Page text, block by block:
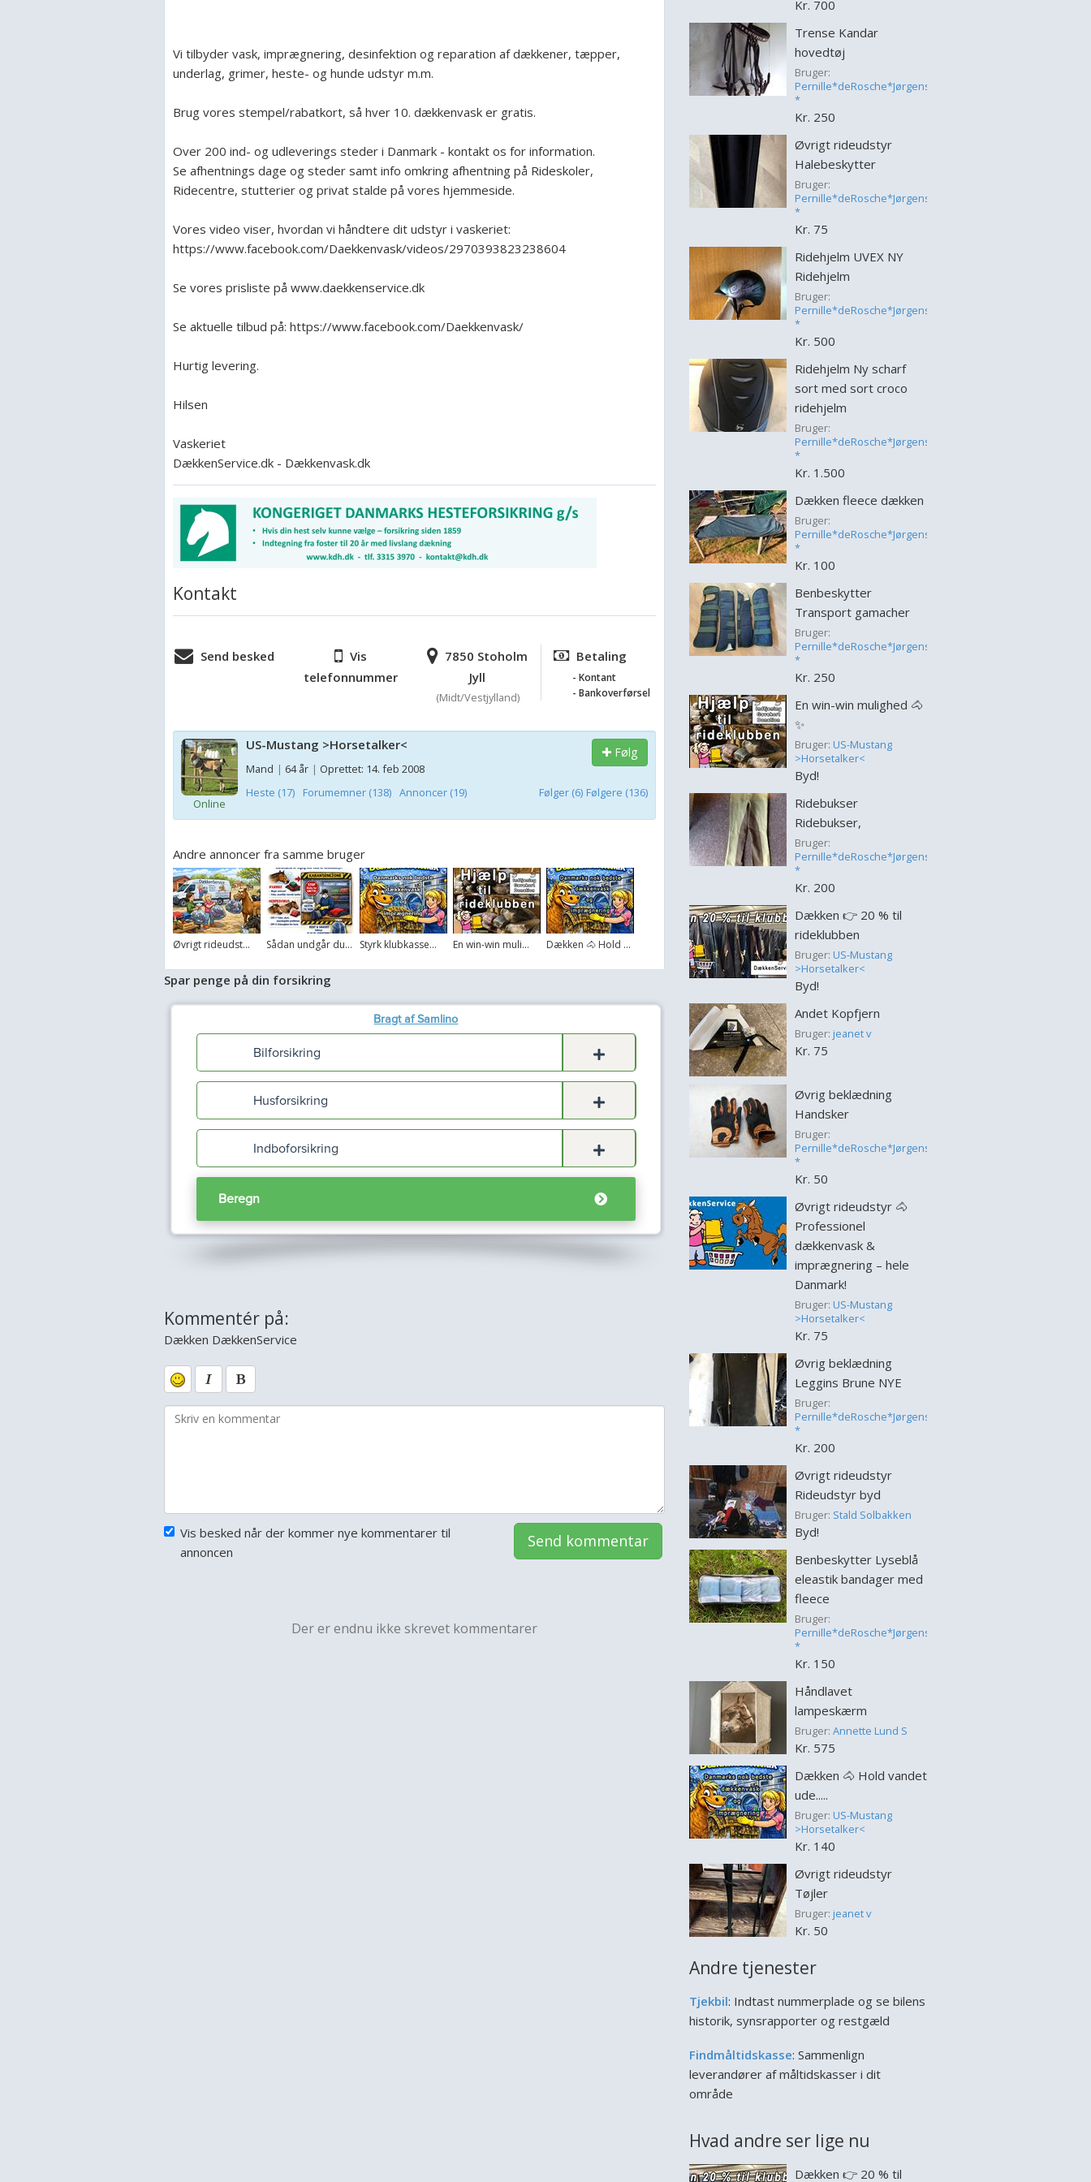
Vi tilbyder vask, imprægnering, desinfektion og reparation af dækkener, tæpper,
underlag, grimer, heste- og hunde udstyr m.m.
Brug vores stempel/rabatkort, så hver 10. dækkenvask er gratis.
Over 200 ind- og udleverings steder i Danmark - kontakt os for information.
Se afhentnings dage og steder samt info omkring afhentning på Rideskoler,
Ridecentre, stutterier og privat stalde på vores hjemmeside.
Vores video viser, hvordan vi håndtere dit udstyr i vaskeriet:
https://www.facebook.com/Daekkenvask/videos/2970393823238604
Se vores prisliste på www.daekkenservice.dk
Se aktuelle tilbud på: https://www.facebook.com/Daekkenvask/
Hurtig levering.
Hilsen
Vaskeriet
DækkenService.dk - Dækkenvask.dk
Kontakt
Send besked
Vis
telefonnummer
7850 Stoholm
Jyll
(Midt/Vestjylland)
Betaling
- Kontant
- Bankoverførsel
Online
US-Mustang >Horsetalker<
Mand | 64 år | Oprettet: 14. feb 2008
Heste (17)
Forumemner (138) Annoncer (19)
Følg
Følger (6) Følgere (136)
Andre annoncer fra samme bruger
Øvrigt rideudst... Sådan undgår du... Styrk klubkasse... En win-win muli... Dækken 🐴 Hold ...
Spar penge på din forsikring
Kommentér på:
Dækken DækkenService
Vis besked når der kommer nye kommentarer til
annoncen
Send kommentar
Der er endnu ikke skrevet kommentarer
Kr. 700
Trense Kandar
hovedtøj
Bruger:
Pernille*deRosche*Jørgensen
*
Kr. 250
Øvrigt rideudstyr
Halebeskytter
Bruger:
Pernille*deRosche*Jørgensen
*
Kr. 75
Ridehjelm UVEX NY
Ridehjelm
Bruger:
Pernille*deRosche*Jørgensen
*
Kr. 500
Ridehjelm Ny scharf
sort med sort croco
ridehjelm
Bruger:
Pernille*deRosche*Jørgensen
*
Kr. 1.500
Dækken fleece dækken
Bruger:
Pernille*deRosche*Jørgensen
*
Kr. 100
Benbeskytter
Transport gamacher
Bruger:
Pernille*deRosche*Jørgensen
*
Kr. 250
En win-win mulighed 🐴
✨
Bruger: US-Mustang
>Horsetalker<
Byd!
Ridebukser
Ridebukser,
Bruger:
Pernille*deRosche*Jørgensen
*
Kr. 200
Dækken 👉 20 % til
rideklubben
Bruger: US-Mustang
>Horsetalker<
Byd!
Andet Kopfjern
Bruger: jeanet v
Kr. 75
Øvrig beklædning
Handsker
Bruger:
Pernille*deRosche*Jørgensen
*
Kr. 50
Øvrigt rideudstyr 🐴
Professionel
dækkenvask &
imprægnering – hele
Danmark!
Bruger: US-Mustang
>Horsetalker<
Kr. 75
Øvrig beklædning
Leggins Brune NYE
Bruger:
Pernille*deRosche*Jørgensen
*
Kr. 200
Øvrigt rideudstyr
Rideudstyr byd
Bruger: Stald Solbakken
Byd!
Benbeskytter Lyseblå
eleastik bandager med
fleece
Bruger:
Pernille*deRosche*Jørgensen
*
Kr. 150
Håndlavet
lampeskærm
Bruger: Annette Lund S
Kr. 575
Dækken 🐴 Hold vandet
ude.....
Bruger: US-Mustang
>Horsetalker<
Kr. 140
Øvrigt rideudstyr
Tøjler
Bruger: jeanet v
Kr. 50
Andre tjenester
Tjekbil: Indtast nummerplade og se bilens
historik, synsrapporter og restgæld
Findmåltidskasse: Sammenlign
leverandører af måltidskasser i dit
område
Hvad andre ser lige nu
Dækken 👉 20 % til